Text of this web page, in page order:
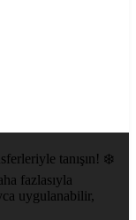
tanışın! ❄️
fazlasıyla
uygulanabilir,